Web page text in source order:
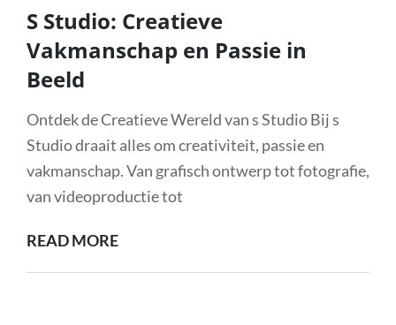
S Studio: Creatieve
Vakmanschap en Passie in
Beeld
Ontdek de Creatieve Wereld van s Studio Bij s
Studio draait alles om creativiteit, passie en
vakmanschap. Van grafisch ontwerp tot fotografie,
van videoproductie tot
READ MORES